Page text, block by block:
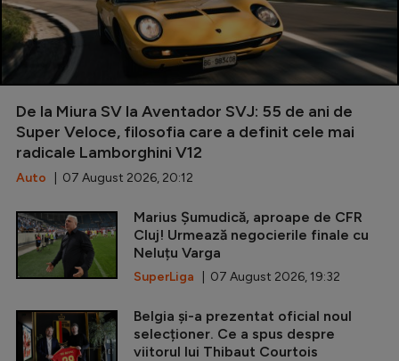
De la Miura SV la Aventador SVJ: 55 de ani de
Super Veloce, filosofia care a definit cele mai
radicale Lamborghini V12
Auto | 07 August 2026, 20:12
Marius Șumudică, aproape de CFR
Cluj! Urmează negocierile finale cu
Neluțu Varga
SuperLiga | 07 August 2026, 19:32
Belgia și-a prezentat oficial noul
selecționer. Ce a spus despre
viitorul lui Thibaut Courtois